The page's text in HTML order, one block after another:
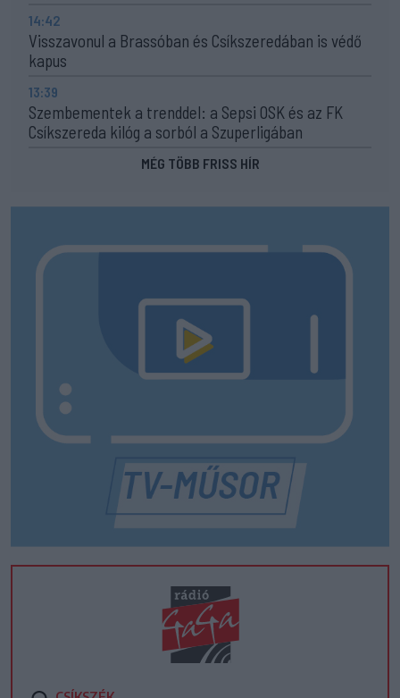
14:42
Visszavonul a Brassóban és Csíkszeredában is védő
kapus
13:39
Szembementek a trenddel: a Sepsi OSK és az FK
Csíkszereda kilóg a sorból a Szuperligában
MÉG TÖBB FRISS HÍR